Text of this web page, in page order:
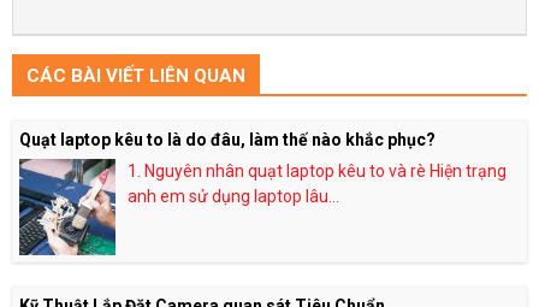
CÁC BÀI VIẾT LIÊN QUAN
Quạt laptop kêu to là do đâu, làm thế nào khắc phục?
1. Nguyên nhân quạt laptop kêu to và rè Hiện trạng
anh em sử dụng laptop lâu...